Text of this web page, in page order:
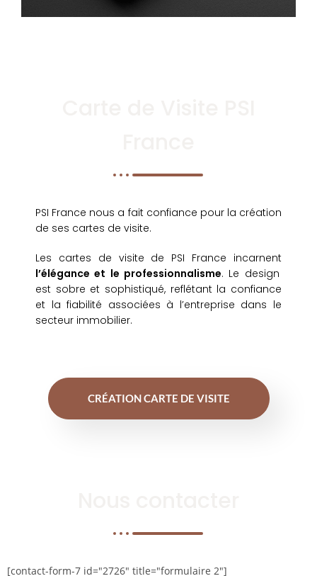
PSI France nous a fait confiance pour la création
de ses cartes de visite.
Les cartes de visite de PSI France incarnent
l’élégance et le professionnalisme. Le design
est sobre et sophistiqué, reflétant la confiance
et la fiabilité associées à l’entreprise dans le
secteur immobilier.
CRÉATION CARTE DE VISITE
[contact-form-7 id="2726" title="formulaire 2"]